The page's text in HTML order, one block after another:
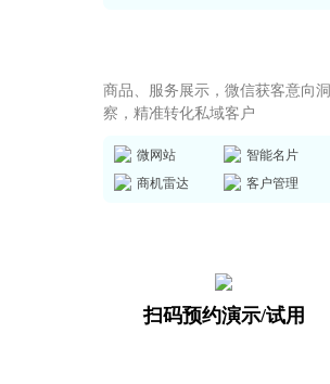
商品、服务展示，微信获客意向洞
察，精准转化私域客户
微网站
智能名片
商机雷达
客户管理
扫码预约演示/试用